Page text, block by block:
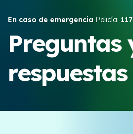
Violencia de pareja
Recursos y campañas
En caso de emergencia Policía: 117
Preguntas y
respuestas